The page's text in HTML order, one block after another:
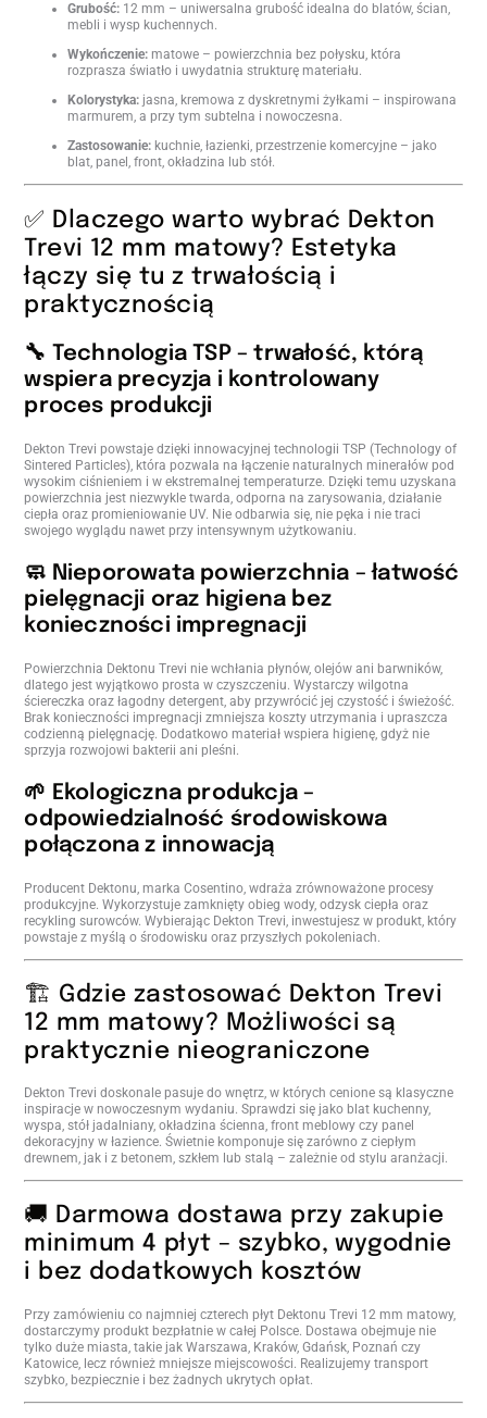
Grubość: 12 mm – uniwersalna grubość idealna do blatów, ścian,
mebli i wysp kuchennych.
Wykończenie: matowe – powierzchnia bez połysku, która
rozprasza światło i uwydatnia strukturę materiału.
Kolorystyka: jasna, kremowa z dyskretnymi żyłkami – inspirowana
marmurem, a przy tym subtelna i nowoczesna.
Zastosowanie: kuchnie, łazienki, przestrzenie komercyjne – jako
blat, panel, front, okładzina lub stół.
✅ Dlaczego warto wybrać Dekton
Trevi 12 mm matowy? Estetyka
łączy się tu z trwałością i
praktycznością
🔧 Technologia TSP – trwałość, którą
wspiera precyzja i kontrolowany
proces produkcji
Dekton Trevi powstaje dzięki innowacyjnej technologii TSP (Technology of
Sintered Particles), która pozwala na łączenie naturalnych minerałów pod
wysokim ciśnieniem i w ekstremalnej temperaturze. Dzięki temu uzyskana
powierzchnia jest niezwykle twarda, odporna na zarysowania, działanie
ciepła oraz promieniowanie UV. Nie odbarwia się, nie pęka i nie traci
swojego wyglądu nawet przy intensywnym użytkowaniu.
🧼 Nieporowata powierzchnia – łatwość
pielęgnacji oraz higiena bez
konieczności impregnacji
Powierzchnia Dektonu Trevi nie wchłania płynów, olejów ani barwników,
dlatego jest wyjątkowo prosta w czyszczeniu. Wystarczy wilgotna
ściereczka oraz łagodny detergent, aby przywrócić jej czystość i świeżość.
Brak konieczności impregnacji zmniejsza koszty utrzymania i upraszcza
codzienną pielęgnację. Dodatkowo materiał wspiera higienę, gdyż nie
sprzyja rozwojowi bakterii ani pleśni.
🌱 Ekologiczna produkcja –
odpowiedzialność środowiskowa
połączona z innowacją
Producent Dektonu, marka Cosentino, wdraża zrównoważone procesy
produkcyjne. Wykorzystuje zamknięty obieg wody, odzysk ciepła oraz
recykling surowców. Wybierając Dekton Trevi, inwestujesz w produkt, który
powstaje z myślą o środowisku oraz przyszłych pokoleniach.
🏗️ Gdzie zastosować Dekton Trevi
12 mm matowy? Możliwości są
praktycznie nieograniczone
Dekton Trevi doskonale pasuje do wnętrz, w których cenione są klasyczne
inspiracje w nowoczesnym wydaniu. Sprawdzi się jako blat kuchenny,
wyspa, stół jadalniany, okładzina ścienna, front meblowy czy panel
dekoracyjny w łazience. Świetnie komponuje się zarówno z ciepłym
drewnem, jak i z betonem, szkłem lub stalą – zależnie od stylu aranżacji.
🚚 Darmowa dostawa przy zakupie
minimum 4 płyt – szybko, wygodnie
i bez dodatkowych kosztów
Przy zamówieniu co najmniej czterech płyt Dektonu Trevi 12 mm matowy,
dostarczymy produkt bezpłatnie w całej Polsce. Dostawa obejmuje nie
tylko duże miasta, takie jak Warszawa, Kraków, Gdańsk, Poznań czy
Katowice, lecz również mniejsze miejscowości. Realizujemy transport
szybko, bezpiecznie i bez żadnych ukrytych opłat.